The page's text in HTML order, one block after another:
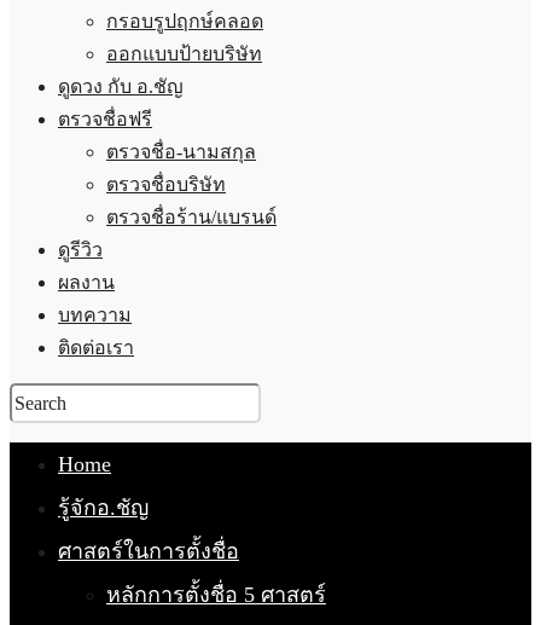
กรอบรูปฤกษ์คลอด
ออกแบบป้ายบริษัท
ดูดวง กับ อ.ชัญ
ตรวจชื่อฟรี
ตรวจชื่อ-นามสกุล
ตรวจชื่อบริษัท
ตรวจชื่อร้าน/แบรนด์
ดูรีวิว
ผลงาน
บทความ
ติดต่อเรา
Home
รู้จักอ.ชัญ
ศาสตร์ในการตั้งชื่อ
หลักการตั้งชื่อ 5 ศาสตร์